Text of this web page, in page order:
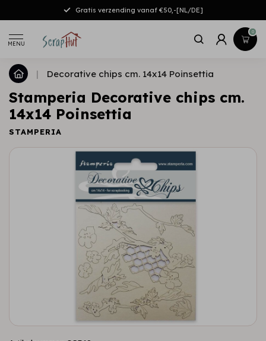
Gratis verzending vanaf €50,-[NL/DE]
MENU
0
| Decorative chips cm. 14x14 Poinsettia
Stamperia Decorative chips cm.
14x14 Poinsettia
STAMPERIA